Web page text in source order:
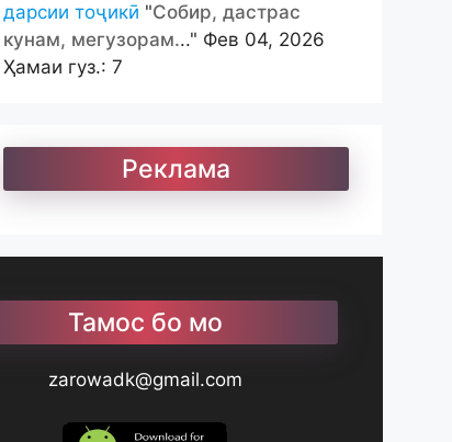
дарсии тоҷикӣ "Собир, дастрас
кунам, мегузорам..." Фев 04, 2026
Ҳамаи гуз.: 7
Реклама
Тамос бо мо
zarowadk@gmail.com